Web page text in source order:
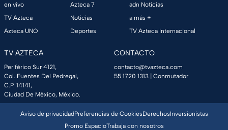
en vivo
TV Azteca
Azteca UNO
Azteca 7
Noticias
Deportes
adn Noticias
a más +
TV Azteca Internacional
TV AZTECA
Periférico Sur 4121,
Col. Fuentes Del Pedregal,
C.P. 14141,
Ciudad De México, México.
CONTACTO
contacto@tvazteca.com
55 1720 1313 | Conmutador
Aviso de privacidadPreferencias de CookiesDerechosInversionistas
Promo EspacioTrabaja con nosotros